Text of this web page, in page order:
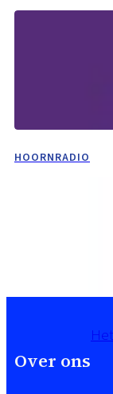
HOORNRADIO
Over ons